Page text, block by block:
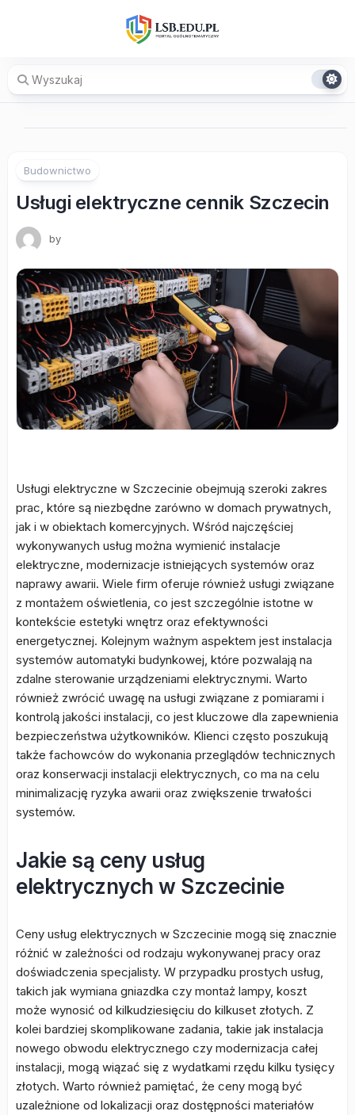
Budownictwo
Usługi elektryczne cennik Szczecin
by
Usługi elektryczne w Szczecinie obejmują szeroki zakres
prac, które są niezbędne zarówno w domach prywatnych,
jak i w obiektach komercyjnych. Wśród najczęściej
wykonywanych usług można wymienić instalacje
elektryczne, modernizacje istniejących systemów oraz
naprawy awarii. Wiele firm oferuje również usługi związane
z montażem oświetlenia, co jest szczególnie istotne w
kontekście estetyki wnętrz oraz efektywności
energetycznej. Kolejnym ważnym aspektem jest instalacja
systemów automatyki budynkowej, które pozwalają na
zdalne sterowanie urządzeniami elektrycznymi. Warto
również zwrócić uwagę na usługi związane z pomiarami i
kontrolą jakości instalacji, co jest kluczowe dla zapewnienia
bezpieczeństwa użytkowników. Klienci często poszukują
także fachowców do wykonania przeglądów technicznych
oraz konserwacji instalacji elektrycznych, co ma na celu
minimalizację ryzyka awarii oraz zwiększenie trwałości
systemów.
Jakie są ceny usług
elektrycznych w Szczecinie
Ceny usług elektrycznych w Szczecinie mogą się znacznie
różnić w zależności od rodzaju wykonywanej pracy oraz
doświadczenia specjalisty. W przypadku prostych usług,
takich jak wymiana gniazdka czy montaż lampy, koszt
może wynosić od kilkudziesięciu do kilkuset złotych. Z
kolei bardziej skomplikowane zadania, takie jak instalacja
nowego obwodu elektrycznego czy modernizacja całej
instalacji, mogą wiązać się z wydatkami rzędu kilku tysięcy
złotych. Warto również pamiętać, że ceny mogą być
uzależnione od lokalizacji oraz dostępności materiałów